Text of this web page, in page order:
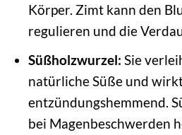
Körper. Zimt kann den
regulieren und die
Süßholzwurzel: Sie
natürliche Süße und
entzündungshemmend.
bei Magenbeschwerden